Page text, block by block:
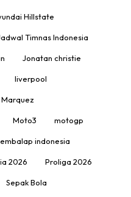
Hillstate
Timnas Indonesia
Jonatan christie
liverpool
Moto3 motogp
indonesia
2026 Proliga 2026
Sepak Bola